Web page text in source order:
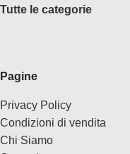
Tutte le categorie
Pagine
Privacy Policy
Condizioni di vendita
Chi Siamo